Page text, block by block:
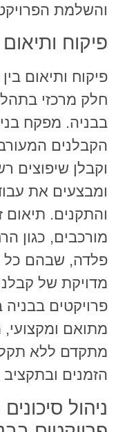
והשלמת
פיקוח ותיאום
פיקוח ותיאום
חלק מרכזי
בבניה. מפקח
הקבלנים
וקבלן שיפוצים
ומבצעים את
והתקנים. תיאום
מורכבים, כגון
פלדה, שבהם כל
מדויקת של
פרויקטים
מתואם
מתקדם ללא
הזמנים
ניהול